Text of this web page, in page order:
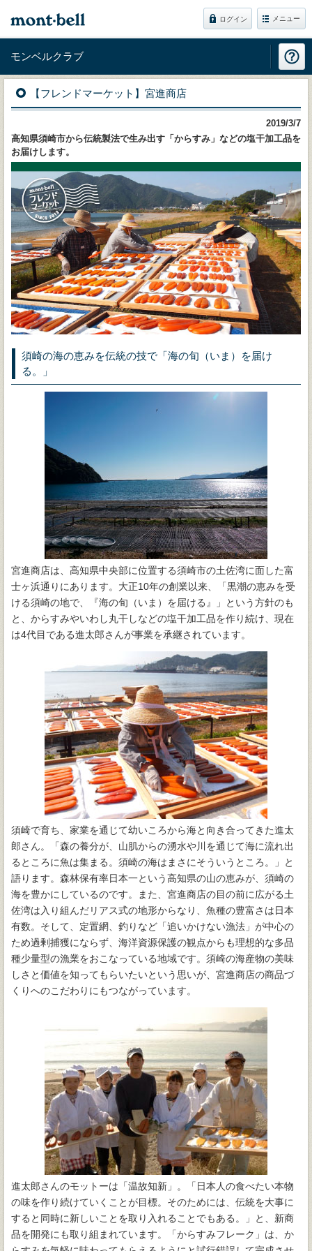
ログイン メニュー
モンベルクラブ
【フレンドマーケット】宮進商店
2019/3/7
高知県須崎市から伝統製法で生み出す「からすみ」などの塩干加工品を
お届けします。
須崎の海の恵みを伝統の技で「海の旬（いま）を届け
る。」
宮進商店は、高知県中央部に位置する須崎市の土佐湾に面した富
士ヶ浜通りにあります。大正10年の創業以来、「黒潮の恵みを受
ける須崎の地で、『海の旬（いま）を届ける』」という方針のも
と、からすみやいわし丸干しなどの塩干加工品を作り続け、現在
は4代目である進太郎さんが事業を承継されています。
須崎で育ち、家業を通じて幼いころから海と向き合ってきた進太
郎さん。「森の養分が、山肌からの湧水や川を通じて海に流れ出
るところに魚は集まる。須崎の海はまさにそういうところ。」と
語ります。森林保有率日本一という高知県の山の恵みが、須崎の
海を豊かにしているのです。また、宮進商店の目の前に広がる土
佐湾は入り組んだリアス式の地形からなり、魚種の豊富さは日本
有数。そして、定置網、釣りなど「追いかけない漁法」が中心の
ため過剰捕獲にならず、海洋資源保護の観点からも理想的な多品
種少量型の漁業をおこなっている地域です。須崎の海産物の美味
しさと価値を知ってもらいたいという思いが、宮進商店の商品づ
くりへのこだわりにもつながっています。
進太郎さんのモットーは「温故知新」。「日本人の食べたい本物
の味を作り続けていくことが目標。そのためには、伝統を大事に
すると同時に新しいことを取り入れることでもある。」と、新商
品を開発にも取り組まれています。「からすみフレーク」は、か